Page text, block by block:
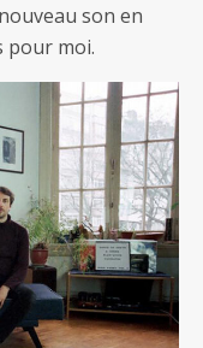
son en
pour moi.